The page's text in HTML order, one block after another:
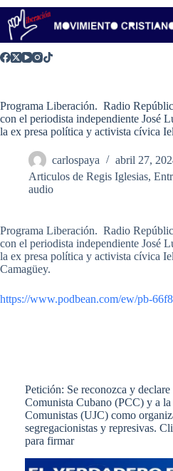
Saltar
contenido
Programa Liberación. Radio
con el periodista independiente José
la ex presa política y activista cívica
carlospaya
abril 27,
Articulos de Regis Iglesias,
audio
Programa Liberación. Radio
con el periodista independiente José
la ex presa política y activista cívica
Camagüey.
https://www.podbean.com/ew/pb-
Petición: Se reconozca y
Comunista Cubano (PCC) y a
Comunistas (UJC) como
segregacionistas y represivas.
para firmar